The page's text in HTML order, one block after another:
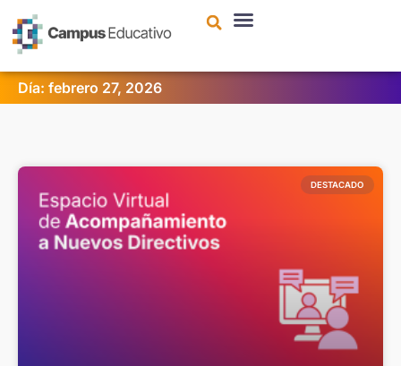
Día: febrero 27, 2026
DESTACADO